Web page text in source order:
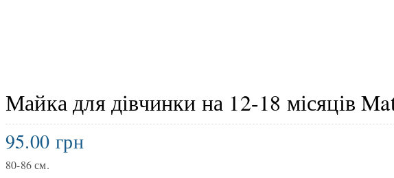
Майка для дівчинки на 12-18 місяців
95.00грн
80-86 см.